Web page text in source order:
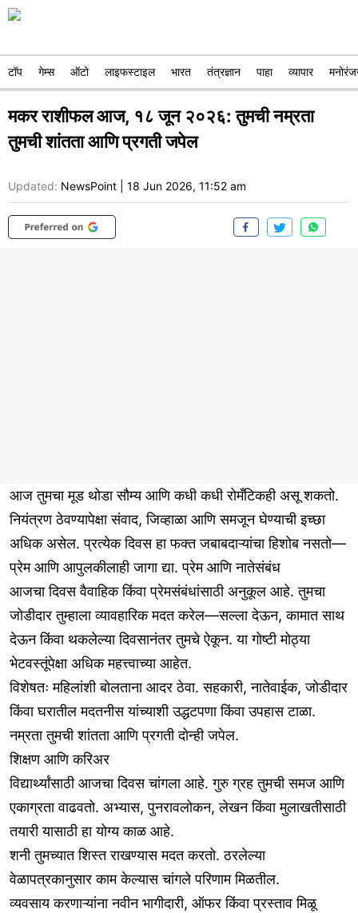
टॉप गेम्स ऑटो लाइफस्टाइल भारत तंत्रज्ञान पाहा व्यापार
मकर राशीफल आज, १८ जून २०२६: तुमची नम्रता
तुमची शांतता आणि प्रगती जपेल
Updated: NewsPoint 18 Jun 2026, 11:52 am
आज तुमचा मूड थोडा सौम्य आणि कधी कधी रोमँटिकही असू शकतो.
नियंत्रण ठेवण्यापेक्षा संवाद, जिव्हाळा आणि समजून घेण्याची इच्छा
अधिक असेल. प्रत्येक दिवस हा फक्त जबाबदाऱ्यांचा हिशोब नसतो—
प्रेम आणि आपुलकीलाही जागा द्या. प्रेम आणि नातेसंबंध
आजचा दिवस वैवाहिक किंवा प्रेमसंबंधांसाठी अनुकूल आहे. तुमचा
जोडीदार तुम्हाला व्यावहारिक मदत करेल—सल्ला देऊन, कामात साथ
देऊन किंवा थकलेल्या दिवसानंतर तुमचे ऐकून. या गोष्टी मोठ्या
भेटवस्तूंपेक्षा अधिक महत्त्वाच्या आहेत.
विशेषतः महिलांशी बोलताना आदर ठेवा. सहकारी, नातेवाईक, जोडीदार
किंवा घरातील मदतनीस यांच्याशी उद्धटपणा किंवा उपहास टाळा.
नम्रता तुमची शांतता आणि प्रगती दोन्ही जपेल.
शिक्षण आणि करिअर
विद्यार्थ्यांसाठी आजचा दिवस चांगला आहे. गुरु ग्रह तुमची समज आणि
एकाग्रता वाढवतो. अभ्यास, पुनरावलोकन, लेखन किंवा मुलाखतीसाठी
तयारी यासाठी हा योग्य काळ आहे.
शनी तुमच्यात शिस्त राखण्यास मदत करतो. ठरलेल्या
वेळापत्रकानुसार काम केल्यास चांगले परिणाम मिळतील.
व्यवसाय करणाऱ्यांना नवीन भागीदारी, ऑफर किंवा प्रस्ताव मिळू